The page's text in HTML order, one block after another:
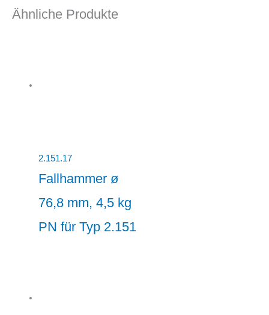
Ähnliche Produkte
2.151.17
Fallhammer ø
76,8 mm, 4,5 kg
PN für Typ 2.151